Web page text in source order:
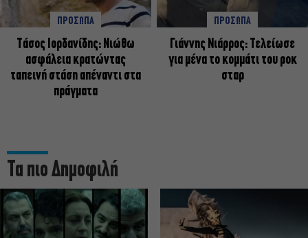
ΠΡΟΣΩΠΑ
Tάσος Ιορδανίδης: Νιώθω
ασφάλεια κρατώντας
ταπεινή στάση απέναντι στα
πράγματα
ΠΡΟΣΩΠΑ
Γιάννης Νιάρρος: Τελείωσε
για μένα το κομμάτι του ροκ
σταρ
Τα πιο Δημοφιλή